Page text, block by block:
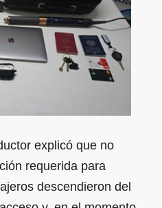
explicó que no
requerida para
descendieron del